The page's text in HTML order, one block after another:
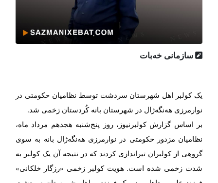
سازمانی خەبات
یک کولبر اهل شهرستان سردشت توسط نظامیان حکومتی در
نوارمرزی هه‌نگه‌ژال در شهرستان بانه کُردستان زخمی شد.
بر اساس گزارش کولبرنیوز، روز پنج‌شنبه هجدهم مرداد ماه،
نظامیان مزدور حکومتی در نوارمرزی هه‌نگه‌ژال بانه به سوی
گروهی از کولبران تیراندازی کردند که در نتیجه آن یک کولبر به
شدت زخمی شده است. هویت کولبر زخمی «رزگار خلکانی»